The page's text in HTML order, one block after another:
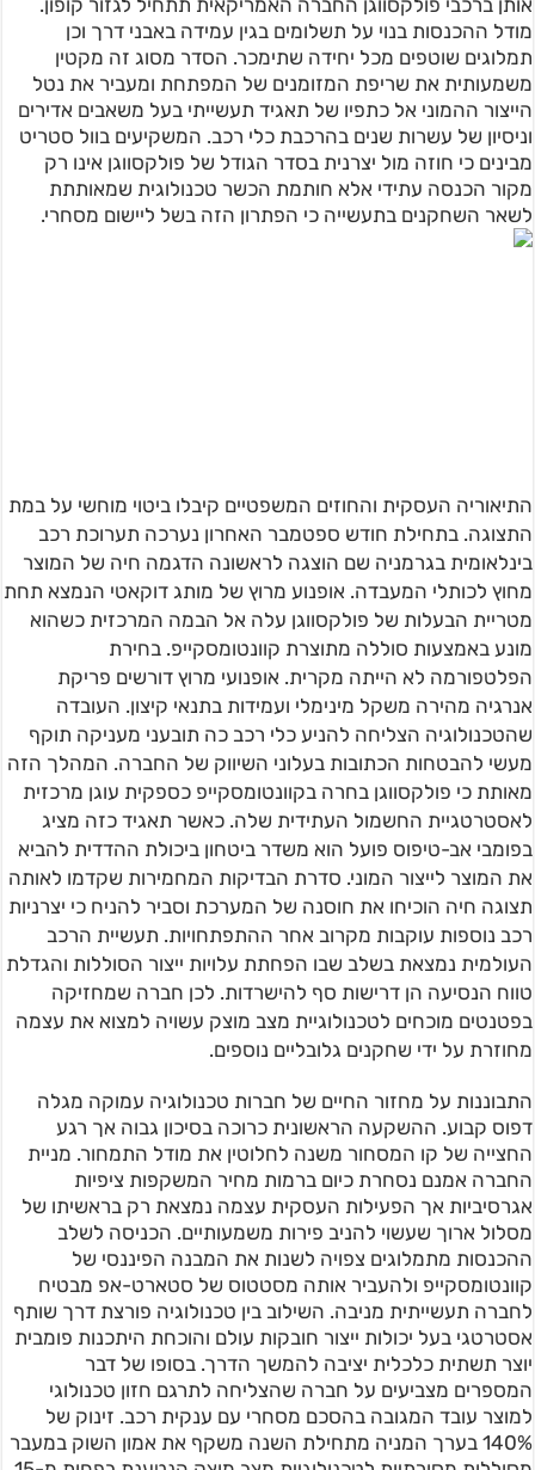
אותן ברכבי פולקסווגן החברה האמריקאית תתחיל לגזור קופון.
מודל ההכנסות בנוי על תשלומים בגין עמידה באבני דרך וכן
תמלוגים שוטפים מכל יחידה שתימכר. הסדר מסוג זה מקטין
משמעותית את שריפת המזומנים של המפתחת ומעביר את נטל
הייצור ההמוני אל כתפיו של תאגיד תעשייתי בעל משאבים אדירים
וניסיון של עשרות שנים בהרכבת כלי רכב. המשקיעים בוול סטריט
מבינים כי חוזה מול יצרנית בסדר הגודל של פולקסווגן אינו רק
מקור הכנסה עתידי אלא חותמת הכשר טכנולוגית שמאותתת
לשאר השחקנים בתעשייה כי הפתרון הזה בשל ליישום מסחרי.
התיאוריה העסקית והחוזים המשפטיים קיבלו ביטוי מוחשי על במת
התצוגה. בתחילת חודש ספטמבר האחרון נערכה תערוכת רכב
בינלאומית בגרמניה שם הוצגה לראשונה הדגמה חיה של המוצר
מחוץ לכותלי המעבדה. אופנוע מרוץ של מותג דוקאטי הנמצא תחת
מטריית הבעלות של פולקסווגן עלה אל הבמה המרכזית כשהוא
מונע באמצעות סוללה מתוצרת קוונטומסקייפ. בחירת
הפלטפורמה לא הייתה מקרית. אופנועי מרוץ דורשים פריקת
אנרגיה מהירה משקל מינימלי ועמידות בתנאי קיצון. העובדה
שהטכנולוגיה הצליחה להניע כלי רכב כה תובעני מעניקה תוקף
מעשי להבטחות הכתובות בעלוני השיווק של החברה. המהלך הזה
מאותת כי פולקסווגן בחרה בקוונטומסקייפ כספקית עוגן מרכזית
לאסטרטגיית החשמול העתידית שלה. כאשר תאגיד כזה מציג
בפומבי אב-טיפוס פועל הוא משדר ביטחון ביכולת ההדדית להביא
את המוצר לייצור המוני. סדרת הבדיקות המחמירות שקדמו לאותה
תצוגה חיה הוכיחו את חוסנה של המערכת וסביר להניח כי יצרניות
רכב נוספות עוקבות מקרוב אחר ההתפתחויות. תעשיית הרכב
העולמית נמצאת בשלב שבו הפחתת עלויות ייצור הסוללות והגדלת
טווח הנסיעה הן דרישות סף להישרדות. לכן חברה שמחזיקה
בפטנטים מוכחים לטכנולוגיית מצב מוצק עשויה למצוא את עצמה
מחוזרת על ידי שחקנים גלובליים נוספים.
התבוננות על מחזור החיים של חברות טכנולוגיה עמוקה מגלה
דפוס קבוע. ההשקעה הראשונית כרוכה בסיכון גבוה אך רגע
החצייה של קו המסחור משנה לחלוטין את מודל התמחור. מניית
החברה אמנם נסחרת כיום ברמות מחיר המשקפות ציפיות
אגרסיביות אך הפעילות העסקית עצמה נמצאת רק בראשיתו של
מסלול ארוך שעשוי להניב פירות משמעותיים. הכניסה לשלב
ההכנסות מתמלוגים צפויה לשנות את המבנה הפיננסי של
קוונטומסקייפ ולהעביר אותה מסטטוס של סטארט-אפ מבטיח
לחברה תעשייתית מניבה. השילוב בין טכנולוגיה פורצת דרך שותף
אסטרטגי בעל יכולות ייצור חובקות עולם והוכחת היתכנות פומבית
יוצר תשתית כלכלית יציבה להמשך הדרך. בסופו של דבר
המספרים מצביעים על חברה שהצליחה לתרגם חזון טכנולוגי
למוצר עובד המגובה בהסכם מסחרי עם ענקית רכב. זינוק של
140% בערך המניה מתחילת השנה משקף את אמון השוק במעבר